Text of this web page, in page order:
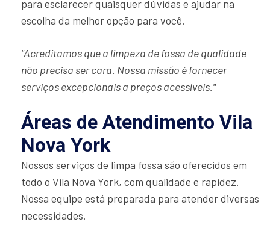
para esclarecer quaisquer dúvidas e ajudar na
escolha da melhor opção para você.
"Acreditamos que a limpeza de fossa de qualidade
não precisa ser cara. Nossa missão é fornecer
serviços excepcionais a preços acessíveis."
Áreas de Atendimento Vila
Nova York
Nossos serviços de limpa fossa são oferecidos em
todo o Vila Nova York, com qualidade e rapidez.
Nossa equipe está preparada para atender diversas
necessidades.